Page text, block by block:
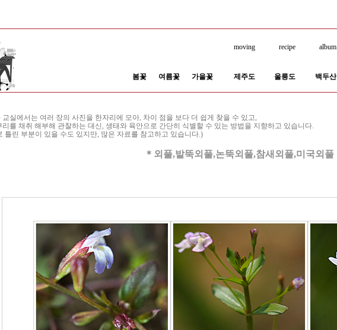
moving recipe album
봄꽃 여름꽃 가을꽃 제주도 울릉도 백두산
교실에서는 여러 장의 사진을 한자리에 모아, 차이 점을 보다 더 쉽게 찾을 수 있고,
리를 채취 해부해 관찰하는 대신, 생태와 육안으로 간단히 식별할 수 있는 방법을 지향하고 있습니다.
틀린 부분이 있을 수도 있지만, 많은 자료를 참고하고 있습니다.)
＊외풀,밭뚝외풀,논뚝외풀,참새외풀,미국외풀